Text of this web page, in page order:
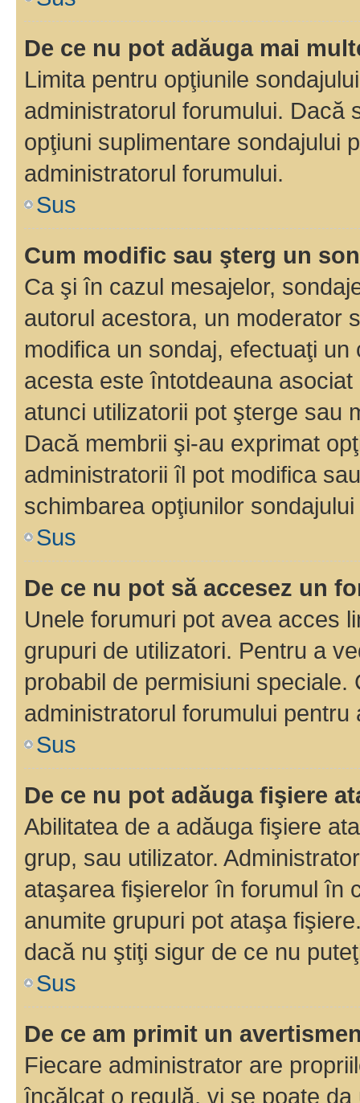
De ce nu pot adăuga mai
Limita pentru opţiunile
administratorul forumului. Dacă
opţiuni suplimentare sondajului
administratorul forumului.
Sus
Cum modific sau şterg un
Ca şi în cazul mesajelor,
autorul acestora, un moderator
modifica un sondaj, efectuaţi
acesta este întotdeauna
atunci utilizatorii pot şterge sau
Dacă membrii şi-au exprimat
administratorii îl pot modifica
schimbarea opţiunilor
Sus
De ce nu pot să accesez un
Unele forumuri pot avea acces
grupuri de utilizatori. Pentru a
probabil de permisiuni
administratorul forumului pentru
Sus
De ce nu pot adăuga fişiere
Abilitatea de a adăuga fişiere
grup, sau utilizator.
ataşarea fişierelor în forumul în
anumite grupuri pot ataşa
dacă nu ştiţi sigur de ce nu
Sus
De ce am primit un
Fiecare administrator are
încălcat o regulă, vi se poate